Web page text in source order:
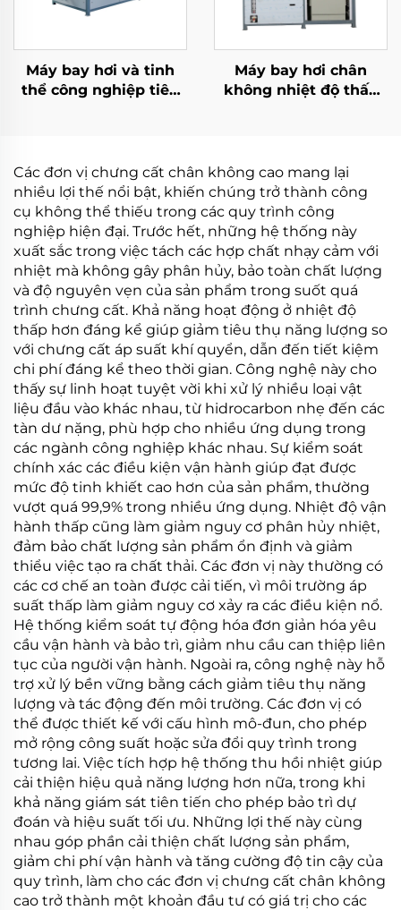
Máy bay hơi và tinh
thể công nghiệp tiêu
Máy bay hơi chân
không nhiệt độ thấp
nước thải
Các đơn vị chưng cất chân không cao mang lại
nhiều lợi thế nổi bật, khiến chúng trở thành công
cụ không thể thiếu trong các quy trình công
nghiệp hiện đại. Trước hết, những hệ thống này
xuất sắc trong việc tách các hợp chất nhạy cảm với
nhiệt mà không gây phân hủy, bảo toàn chất lượng
và độ nguyên vẹn của sản phẩm trong suốt quá
trình chưng cất. Khả năng hoạt động ở nhiệt độ
thấp hơn đáng kể giúp giảm tiêu thụ năng lượng so
với chưng cất áp suất khí quyển, dẫn đến tiết kiệm
chi phí đáng kể theo thời gian. Công nghệ này cho
thấy sự linh hoạt tuyệt vời khi xử lý nhiều loại vật
liệu đầu vào khác nhau, từ hidrocarbon nhẹ đến các
tàn dư nặng, phù hợp cho nhiều ứng dụng trong
các ngành công nghiệp khác nhau. Sự kiểm soát
chính xác các điều kiện vận hành giúp đạt được
mức độ tinh khiết cao hơn của sản phẩm, thường
vượt quá 99,9% trong nhiều ứng dụng. Nhiệt độ vận
hành thấp cũng làm giảm nguy cơ phân hủy nhiệt,
đảm bảo chất lượng sản phẩm ổn định và giảm
thiểu việc tạo ra chất thải. Các đơn vị này thường có
các cơ chế an toàn được cải tiến, vì môi trường áp
suất thấp làm giảm nguy cơ xảy ra các điều kiện nổ.
Hệ thống kiểm soát tự động hóa đơn giản hóa yêu
cầu vận hành và bảo trì, giảm nhu cầu can thiệp liên
tục của người vận hành. Ngoài ra, công nghệ này hỗ
trợ xử lý bền vững bằng cách giảm tiêu thụ năng
lượng và tác động đến môi trường. Các đơn vị có
thể được thiết kế với cấu hình mô-đun, cho phép
mở rộng công suất hoặc sửa đổi quy trình trong
tương lai. Việc tích hợp hệ thống thu hồi nhiệt giúp
cải thiện hiệu quả năng lượng hơn nữa, trong khi
khả năng giám sát tiên tiến cho phép bảo trì dự
đoán và hiệu suất tối ưu. Những lợi thế này cùng
nhau góp phần cải thiện chất lượng sản phẩm,
giảm chi phí vận hành và tăng cường độ tin cậy của
quy trình, làm cho các đơn vị chưng cất chân không
cao trở thành một khoản đầu tư có giá trị cho các